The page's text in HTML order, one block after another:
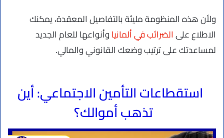
ولأن هذه المنظومة مليئة بالتفاصيل المعقدة، يمكنك
الاطلاع علىالضرائب في ألمانياوأنواعها للعام الجديد
لمساعدتك على ترتيب وضعك القانوني والمالي.
استقطاعات التأمين الاجتماعي: أين
تذهب أموالك؟